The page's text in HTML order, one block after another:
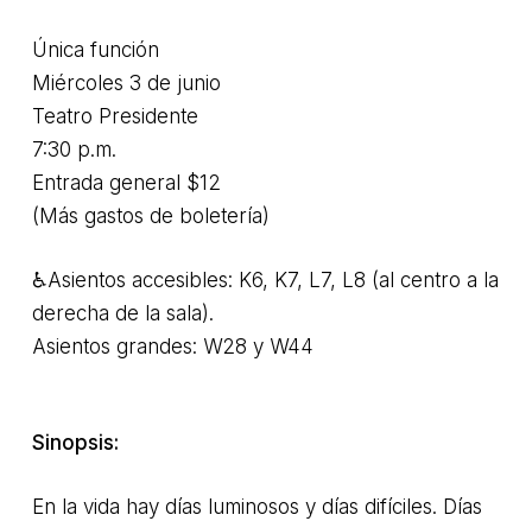
Única función
Miércoles 3 de junio
Teatro Presidente
7:30 p.m.
Entrada general $12
(Más gastos de boletería)
♿Asientos accesibles: K6, K7, L7, L8 (al centro a la
derecha de la sala).
Asientos grandes: W28 y W44
Sinopsis:
En la vida hay días luminosos y días difíciles. Días